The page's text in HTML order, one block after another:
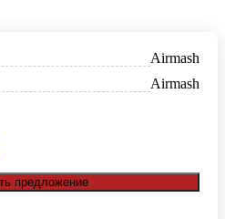
Airmash
Airmash
предложение